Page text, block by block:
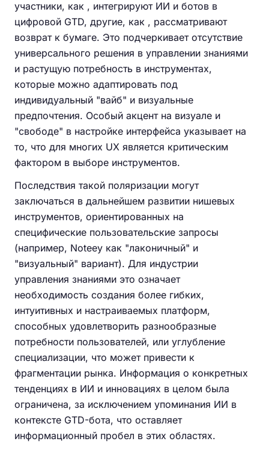
участники, как , интегрируют ИИ и ботов в
цифровой GTD, другие, как , рассматривают
возврат к бумаге. Это подчеркивает отсутствие
универсального решения в управлении знаниями
и растущую потребность в инструментах,
которые можно адаптировать под
индивидуальный "вайб" и визуальные
предпочтения. Особый акцент на визуале и
"свободе" в настройке интерфейса указывает на
то, что для многих UX является критическим
фактором в выборе инструментов.
Последствия такой поляризации могут
заключаться в дальнейшем развитии нишевых
инструментов, ориентированных на
специфические пользовательские запросы
(например, Noteey как "лаконичный" и
"визуальный" вариант). Для индустрии
управления знаниями это означает
необходимость создания более гибких,
интуитивных и настраиваемых платформ,
способных удовлетворить разнообразные
потребности пользователей, или углубление
специализации, что может привести к
фрагментации рынка. Информация о конкретных
тенденциях в ИИ и инновациях в целом была
ограничена, за исключением упоминания ИИ в
контексте GTD-бота, что оставляет
информационный пробел в этих областях.